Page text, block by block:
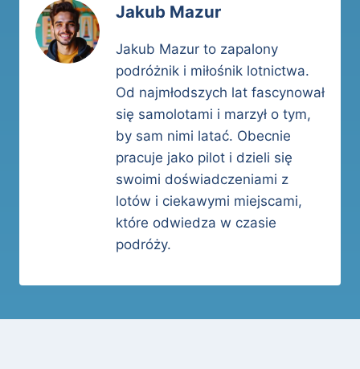
Jakub Mazur
Jakub Mazur to zapalony
podróżnik i miłośnik lotnictwa.
Od najmłodszych lat fascynował
się samolotami i marzył o tym,
by sam nimi latać. Obecnie
pracuje jako pilot i dzieli się
swoimi doświadczeniami z
lotów i ciekawymi miejscami,
które odwiedza w czasie
podróży.